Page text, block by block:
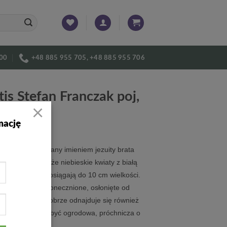
+48 885 955 705, +48 885 955 706
Stefan Franczak poj,
powojnik nazwany imieniem jezuity brata
Jego duże niebieskie kwiaty z białą
środek płatka osiągają do 10 cm wielkości.
ciepłe, nasłonecznione, osłonięte od
wiatrów. Dobrze odnajduje się również
Gleba powinna być ogrodowa, próchnicza o
kwaśnym.
×